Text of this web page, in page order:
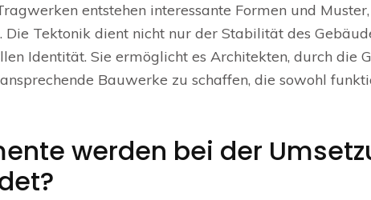
entstehen interessante Formen und
Tektonik dient nicht nur der Stabilität des
Identität. Sie ermöglicht es Architekten, durch die
Bauwerke zu schaffen, die sowohl
werden bei der